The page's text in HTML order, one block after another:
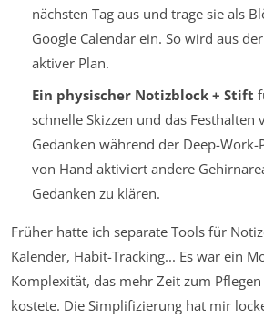
nächsten Tag aus und trage sie als
Google Calendar ein. So wird aus
aktiver Plan.
Ein physischer Notizblock + Stift
schnelle Skizzen und das Festhalten
Gedanken während der Deep-Work-
von Hand aktiviert andere
Gedanken zu klären.
Früher hatte ich separate Tools für
Kalender, Habit-Tracking... Es war ein
Komplexität, das mehr Zeit zum
kostete. Die Simplifizierung hat mir